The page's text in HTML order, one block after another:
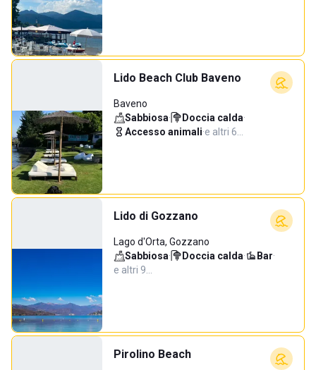
Lido Beach Club Baveno
Baveno
Sabbiosa· Doccia calda·
Accesso animali·e altri 6…
Lido di Gozzano
Lago d'Orta, Gozzano
Sabbiosa· Doccia calda· Bar·
e altri 9…
Pirolino Beach